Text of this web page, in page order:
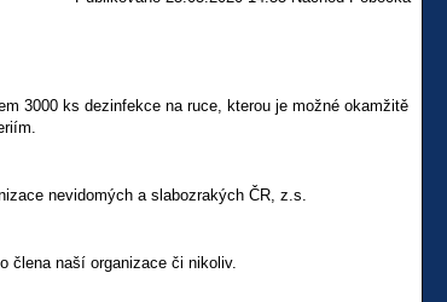
3000 ks dezinfekce na ruce, kterou je možné okamžitě
nevidomých a slabozrakých ČR, z.s.
člena naší organizace či nikoliv.